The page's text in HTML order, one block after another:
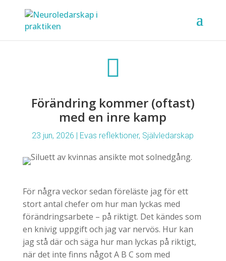

Förändring kommer (oftast)
med en inre kamp
23 jun, 2026 | Evas reflektioner, Självledarskap
För några veckor sedan föreläste jag för ett
stort antal chefer om hur man lyckas med
förändringsarbete – på riktigt. Det kändes som
en knivig uppgift och jag var nervös. Hur kan
jag stå där och säga hur man lyckas på riktigt,
när det inte finns något A B C som med